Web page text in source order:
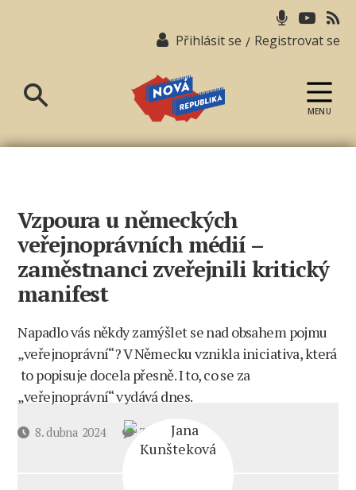
Přihlásit se / Registrovat se
republika
MENU
Vzpoura u německých
veřejnoprávních médií –
zaměstnanci zveřejnili kritický
manifest
Napadlo vás někdy zamýšlet se nad obsahem pojmu
„veřejnoprávní“? V Německu vznikla iniciativa, která
to popisuje docela přesně. I to, co se za
„veřejnoprávní“ vydává dnes.
Datum8. dubna 2024 7 komentářů
textu